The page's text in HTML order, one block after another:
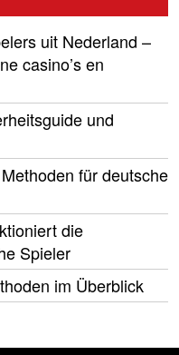
uit Nederland –
casino’s en
und
für deutsche
die
Spieler
im Überblick